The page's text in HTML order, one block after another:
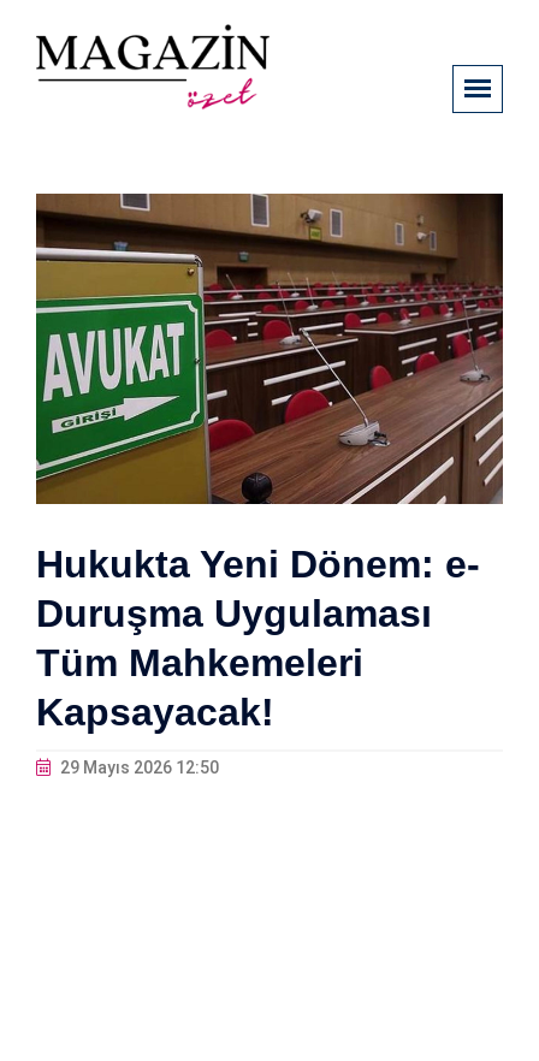
Hukukta Yeni Dönem: e-
Duruşma Uygulaması
Tüm Mahkemeleri
Kapsayacak!
29 Mayıs 2026 12:50